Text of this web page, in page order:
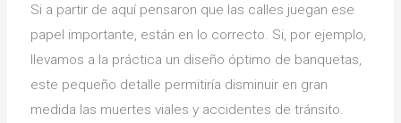
Si a partir de aquí pensaron que las calles juegan ese
papel importante, están en lo correcto. Si, por ejemplo,
llevamos a la práctica un diseño óptimo de banquetas,
este pequeño detalle permitiría disminuir en gran
medida las muertes viales y accidentes de tránsito.